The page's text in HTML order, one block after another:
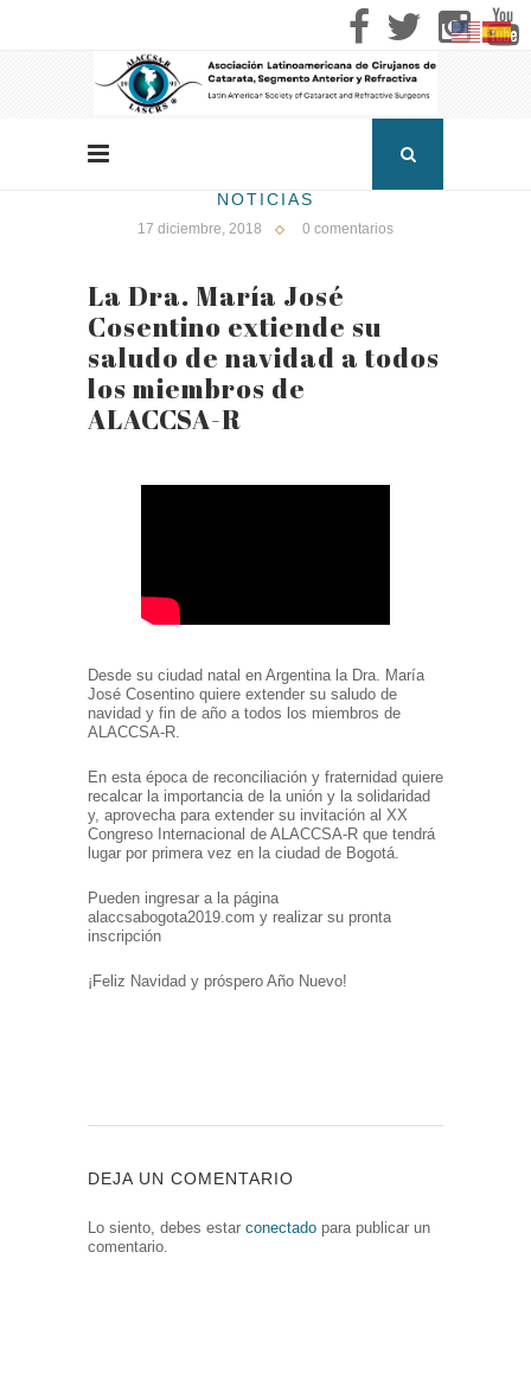
NOTICIAS
17 diciembre, 2018 0 comentarios
La Dra. María José
Cosentino extiende su
saludo de navidad a todos
los miembros de
ALACCSA-R
Desde su ciudad natal en Argentina la Dra. María
José Cosentino quiere extender su saludo de
navidad y fin de año a todos los miembros de
ALACCSA-R.
En esta época de reconciliación y fraternidad quiere
recalcar la importancia de la unión y la solidaridad
y, aprovecha para extender su invitación al XX
Congreso Internacional de ALACCSA-R que tendrá
lugar por primera vez en la ciudad de Bogotá.
Pueden ingresar a la página
alaccsabogota2019.com y realizar su pronta
inscripción
¡Feliz Navidad y próspero Año Nuevo!
DEJA UN COMENTARIO
Lo siento, debes estar conectado para publicar un
comentario.